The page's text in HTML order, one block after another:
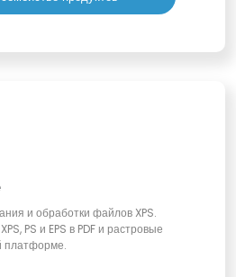
и обработки файлов XPS.
PS и EPS в PDF и растровые
платформе.